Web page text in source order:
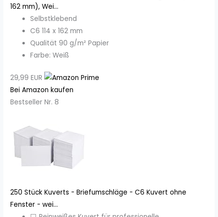
162 mm), Wei...
Selbstklebend
C6 114 x 162 mm
Qualität 90 g/m² Papier
Farbe: Weiß
29,99 EUR
Bei Amazon kaufen
Bestseller Nr. 8
250 Stück Kuverts - Briefumschläge - C6 Kuvert ohne
Fenster - wei...